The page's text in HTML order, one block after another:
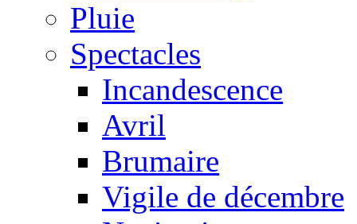
Pluie
Spectacles
Incandescence
Avril
Brumaire
Vigile de décembre